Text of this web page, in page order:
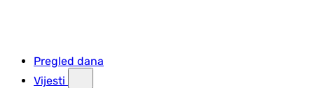
Pregled dana
Vijesti